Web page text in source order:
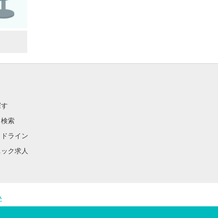
索
ライン
ク求人